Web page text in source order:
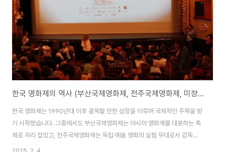
도 합니다. 이번 글에서는 한국을 대표하는..
한국 영화제의 역사 (부산국제영화제, 전주국제영화제, 미쟝센 단편영화제)
한국 영화제는 1990년대 이후 괄목할 만한 성장을 이루며 국제적인 주목을 받
기 시작했습니다. 그중에서도 부산국제영화제는 아시아 영화계를 대표하는 축
제로 자리 잡았고, 전주국제영화제는 독립·예술 영화의 실험 무대로서 감독과
관객 모두에게 특별한 경험을 제공합니다. 미쟝센 단편영화제는 신인 감독들의